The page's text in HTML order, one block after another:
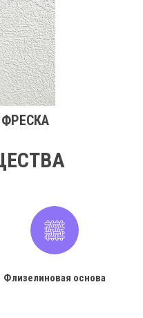
ФРЕСКА
Флизелиновая основа